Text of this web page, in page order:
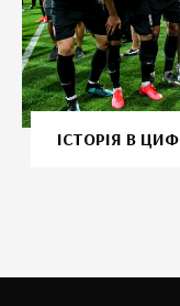
ІСТОРІЯ В